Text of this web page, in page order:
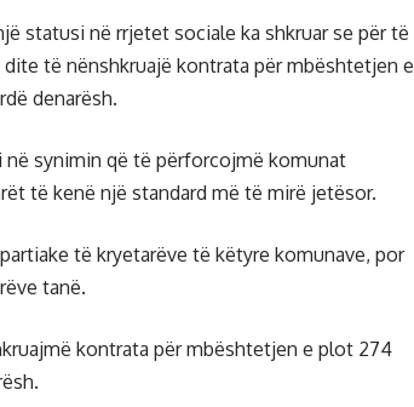
statusi në rrjetet sociale ka shkruar se për të
të nënshkruajë kontrata për mbështetjen e
denarësh.
në synimin që të përforcojmë komunat
të kenë një standard më të mirë jetësor.
të kryetarëve të këtyre komunave, por
tanë.
kontrata për mbështetjen e plot 274